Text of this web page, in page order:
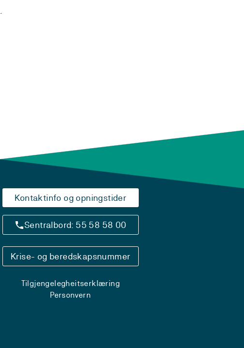
Kontaktinfo og opningstider
Sentralbord: 55 58 58 00
Krise- og beredskapsnummer
Tilgjengelegheitserklæring
Personvern